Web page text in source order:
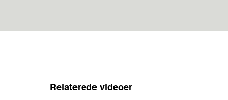
Relaterede videoer